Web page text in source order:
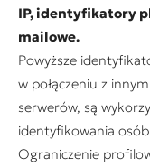
IP, identyfikatory
mailowe.
Powyższe
w połączeniu z
serwerów, są
identyfikowania osób.
Ograniczenie